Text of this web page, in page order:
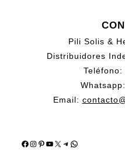
Pili Solis &
Distribuidores
Teléfono:
Whatsapp:
Email:
Facebook
Instagram
Pinterest
YouTube
X Telegram
WhatsApp